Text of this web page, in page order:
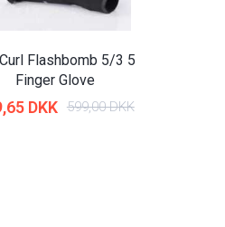
Flashbomb 5/3 5
Finger Glove
DKK 599,00 DKK